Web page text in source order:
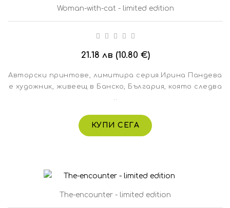
Woman-with-cat - limited edition
21.18 лв (10.80 €)
Авторски принтове, лимитира серия.Ирина Пандева
е художник, живеещ в Банско, България, която следва
..
КУПИ СЕГА
The-encounter - limited edition